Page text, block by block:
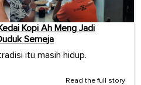
Kopi Ah Meng Jadi
Semeja
itu masih hidup.
Read the full story